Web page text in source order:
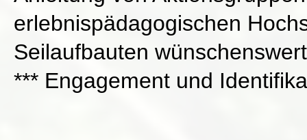
erlebnispädagogischen
Seilaufbauten
*** Engagement und